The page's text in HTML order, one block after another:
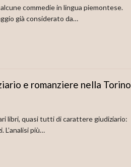
commedie in lingua piemontese.
già considerato da…
e romanziere nella Torino
libri, quasi tutti di carattere giudiziario:
L’analisi più…